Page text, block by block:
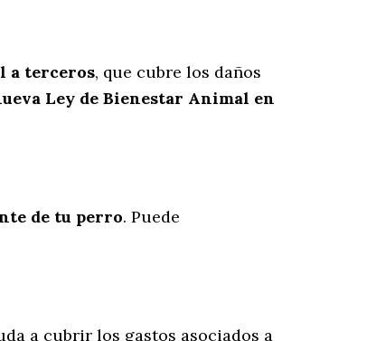
a terceros, que cubre los daños
Ley de Bienestar Animal en
de tu perro. Puede
a cubrir los gastos asociados a